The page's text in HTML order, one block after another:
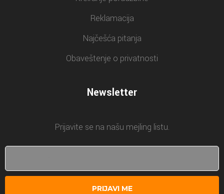
Reklamacija
Najčešća pitanja
Obaveštenje o privatnosti
Newsletter
Prijavite se na našu mejling listu.
PRIJAVI ME